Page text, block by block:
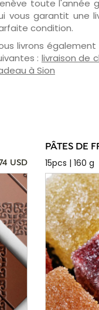
toute l'année
vous garantit une
condition.
livrons
: livraison de
à Sion
USD
PÂTES DE
15pcs | 160 g